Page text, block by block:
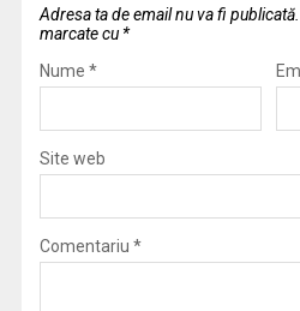
Adresa ta de email nu va fi publicată.
marcate cu *
Nume *
Site web
Comentariu *